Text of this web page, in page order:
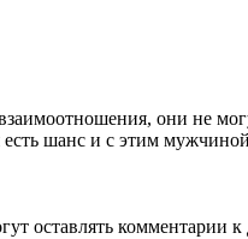
они не
шанс и с этим
оставлять комментарии